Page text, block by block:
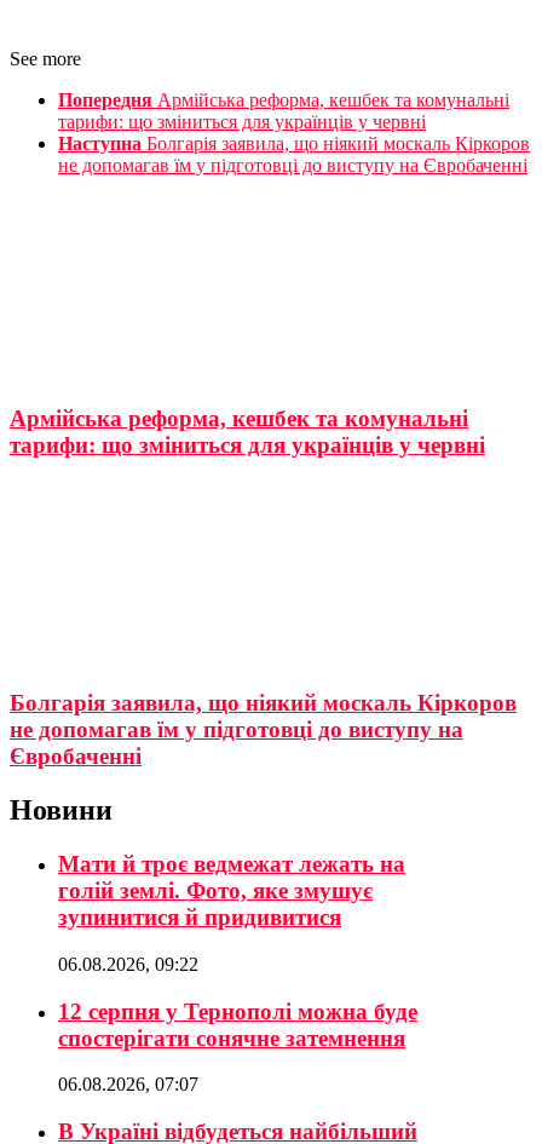
See more
Попередня Армійська реформа, кешбек та комунальні
тарифи: що зміниться для українців у червні
Наступна Болгарія заявила, що ніякий москаль Кіркоров
не допомагав їм у підготовці до виступу на Євробаченні
Армійська реформа, кешбек та комунальні
тарифи: що зміниться для українців у червні
Болгарія заявила, що ніякий москаль Кіркоров
не допомагав їм у підготовці до виступу на
Євробаченні
Новини
Мати й троє ведмежат лежать на
голій землі. Фото, яке змушує
зупинитися й придивитися
06.08.2026, 09:22
12 серпня у Тернополі можна буде
спостерігати сонячне затемнення
06.08.2026, 07:07
В Україні відбудеться найбільший